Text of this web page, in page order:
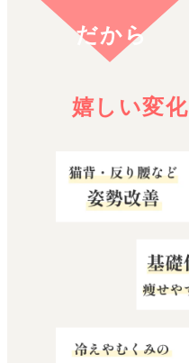
だから
嬉しい変化